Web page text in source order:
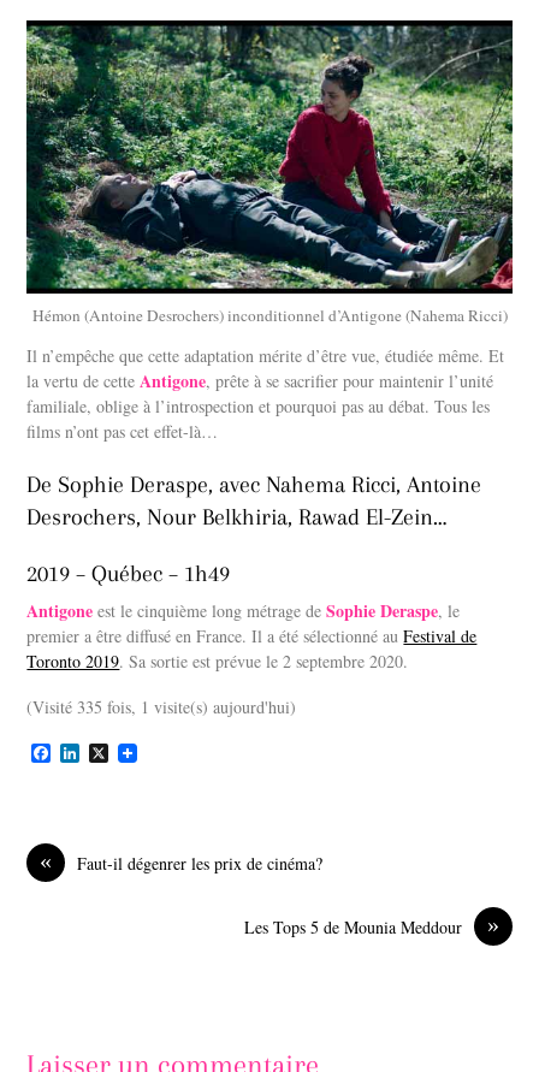
Hémon (Antoine Desrochers) inconditionnel d’Antigone (Nahema Ricci)
Il n’empêche que cette adaptation mérite d’être vue, étudiée même. Et
la vertu de cette Antigone, prête à se sacrifier pour maintenir l’unité
familiale, oblige à l’introspection et pourquoi pas au débat. Tous les
films n’ont pas cet effet-là…
De Sophie Deraspe, avec Nahema Ricci, Antoine
Desrochers, Nour Belkhiria, Rawad El-Zein…
2019 – Québec – 1h49
Antigone est le cinquième long métrage deSophie Deraspe, le
premier a être diffusé en France. Il a été sélectionné auFestival de
Toronto 2019. Sa sortie est prévue le 2 septembre 2020.
(Visité 335 fois, 1 visite(s) aujourd'hui)
F
o
o
k
L
I
X
« Faut-il dégenrer les prix de cinéma?
»
Les Tops 5 de Mounia Meddour
Laisser un commentaire